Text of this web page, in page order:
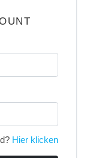
Hier klicken